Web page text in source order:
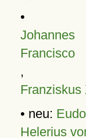
•
Francisco
,
Franziskus
• neu: Eudo
Helerius